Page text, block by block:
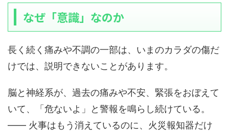
なぜ「意識」なのか
長く続く痛みや不調の一部は、いまのカラダの傷だ
けでは、説明できないことがあります。
脳と神経系が、過去の痛みや不安、緊張をおぼえて
いて、「危ないよ」と警報を鳴らし続けている。
―― 火事はもう消えているのに、火災報知器だけ